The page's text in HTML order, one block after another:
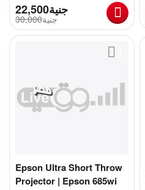
جنية22,500
جنية30,000
Epson Ultra Short Throw
Projector | Epson 685wi